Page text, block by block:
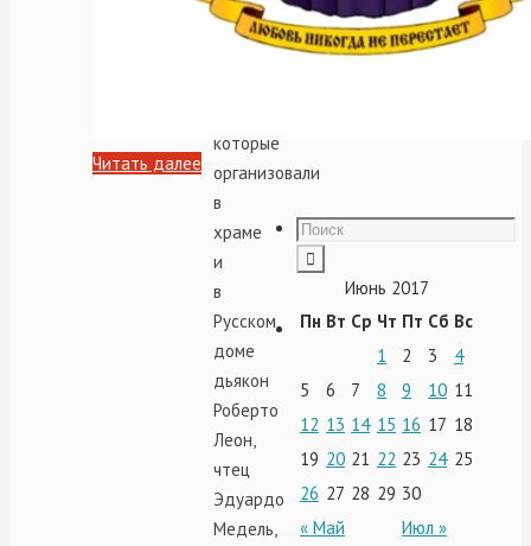
теплому
приему
которые
организовали
в
храме
и
в
Русском
доме
дьякон
Роберто
Леон,
чтец
Эдуардо
Медель,
Читать далее
Июнь 2017
Пн Вт Ср Чт Пт Сб Вс
« Май Июл »
1 2 3
4
5
6 7 8 9 10 11
12 13 14 15 16 17 18
19 20 21 22 23 24 25
26 27 28 29 30